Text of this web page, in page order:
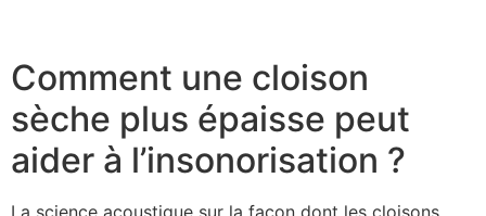
Comment une cloison
sèche plus épaisse peut
aider à l’insonorisation ?